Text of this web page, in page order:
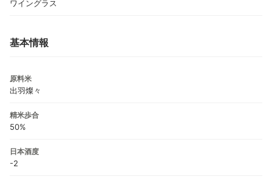
ワイングラス
基本情報
原料米
出羽燦々
精米歩合
50%
日本酒度
-2